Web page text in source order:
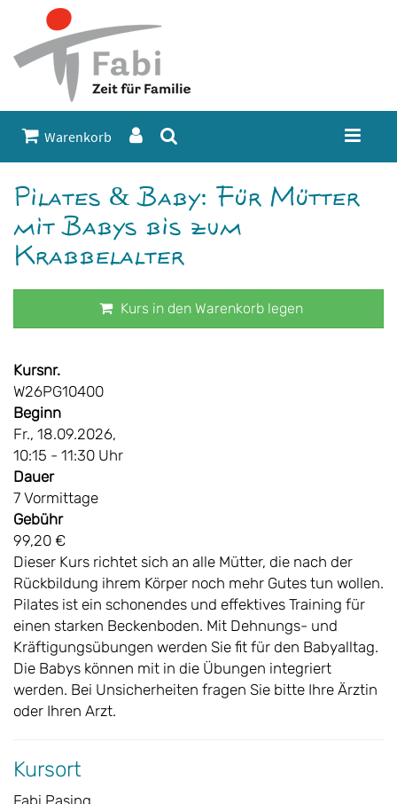
Warenkorb
Pilates & Baby: Für Mütter
mit Babys bis zum
Krabbelalter
Kurs in den Warenkorb legen
Kursnr.
W26PG10400
Beginn
Fr., 18.09.2026,
10:15 - 11:30 Uhr
Dauer
7 Vormittage
Gebühr
99,20 €
Dieser Kurs richtet sich an alle Mütter, die nach der
Rückbildung ihrem Körper noch mehr Gutes tun wollen.
Pilates ist ein schonendes und effektives Training für
einen starken Beckenboden. Mit Dehnungs- und
Kräftigungsübungen werden Sie fit für den Babyalltag.
Die Babys können mit in die Übungen integriert
werden. Bei Unsicherheiten fragen Sie bitte Ihre Ärztin
oder Ihren Arzt.
Kursort
Fabi Pasing